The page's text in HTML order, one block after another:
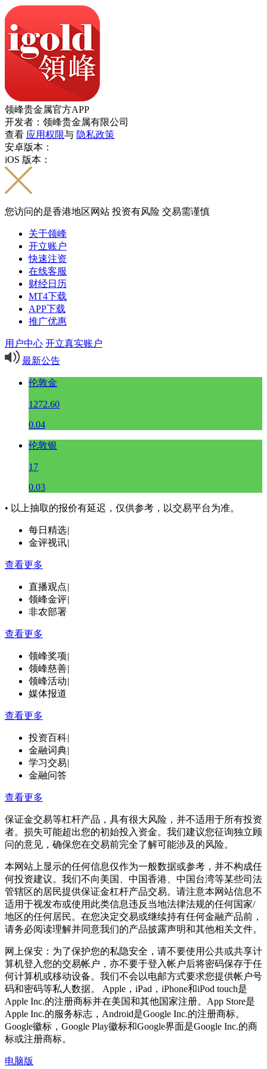
领峰贵金属官方APP
开发者：领峰贵金属有限公司
查看 应用权限与 隐私政策
安卓版本：
iOS 版本：
您访问的是香港地区网站 投资有风险 交易需谨慎
关于领峰
开立账户
快速注资
在线客服
财经日历
MT4下载
APP下载
推广优惠
用户中心 开立真实账户
最新公告
伦敦金
1272.60
0.04
伦敦银
17
0.03
• 以上抽取的报价有延迟，仅供参考，以交易平台为准。
每日精选|
金评视讯|
查看更多
直播观点|
领峰金评|
非农部署
查看更多
领峰奖项|
领峰慈善|
领峰活动|
媒体报道
查看更多
投资百科|
金融词典|
学习交易|
金融问答
查看更多
保证金交易等杠杆产品，具有很大风险，并不适用于所有投资
者。损失可能超出您的初始投入资金。我们建议您征询独立顾
问的意见，确保您在交易前完全了解可能涉及的风险。
本网站上显示的任何信息仅作为一般数据或参考，并不构成任
何投资建议。我们不向美国、中国香港、中国台湾等某些司法
管辖区的居民提供保证金杠杆产品交易。请注意本网站信息不
适用于视发布或使用此类信息违反当地法律法规的任何国家/
地区的任何居民。在您决定交易或继续持有任何金融产品前，
请务必阅读理解并同意我们的产品披露声明和其他相关文件。
网上保安：为了保护您的私隐安全，请不要使用公共或共享计
算机登入您的交易帐户，亦不要于登入帐户后将密码保存于任
何计算机或移动设备。我们不会以电邮方式要求您提供帐户号
码和密码等私人数据。 Apple，iPad，iPhone和iPod touch是
Apple Inc.的注册商标并在美国和其他国家注册。App Store是
Apple Inc.的服务标志，Android是Google Inc.的注册商标。
Google徽标，Google Play徽标和Google界面是Google Inc.的商
标或注册商标。
电脑版